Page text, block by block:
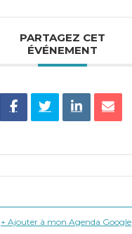
PARTAGEZ CET
ÉVÉNEMENT
+ Ajouter à mon Agenda Google